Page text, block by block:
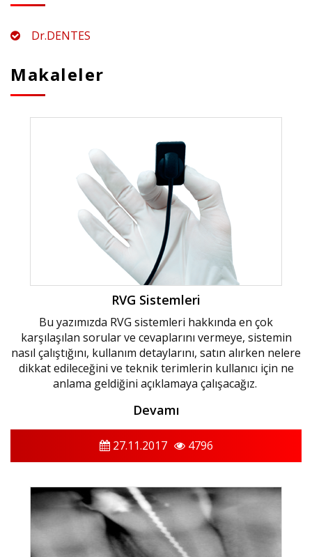
Dr.DENTES
Makaleler
RVG Sistemleri
Bu yazımızda RVG sistemleri hakkında en çok
karşılaşılan sorular ve cevaplarını vermeye, sistemin
nasıl çalıştığını, kullanım detaylarını, satın alırken nelere
dikkat edileceğini ve teknik terimlerin kullanıcı için ne
anlama geldiğini açıklamaya çalışacağız.
Devamı
27.11.2017 4796